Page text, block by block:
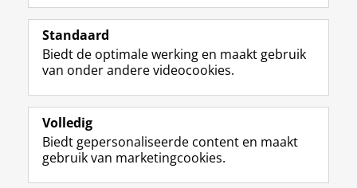
Volg de RUG
F
a
e
b
o
p
a
L
i
k
e
I
-
p
R
S
-
f
e
R
I
n
t
r
m
Y
o
T
e
k
Studiekiezers
Alumni
Over ons
Standaard
Biedt de optimale werking en maakt gebruik
van onder andere videocookies.
Volledig
Biedt gepersonaliseerde content en maakt
gebruik van marketingcookies.